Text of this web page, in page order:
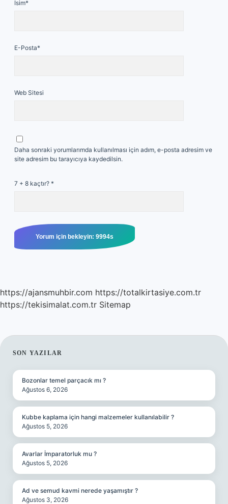
İsim*
E-Posta*
Web Sitesi
Daha sonraki yorumlarımda kullanılması için adım, e-posta adresim ve
site adresim bu tarayıcıya kaydedilsin.
7 + 8 kaçtır? *
https://ajansmuhbir.com https://totalkirtasiye.com.tr
https://tekisimalat.com.tr Sitemap
SIDEBAR
SON YAZILAR
Bozonlar temel parçacık mı ?
Ağustos 6, 2026
Kubbe kaplama için hangi malzemeler kullanılabilir ?
Ağustos 5, 2026
Avarlar İmparatorluk mu ?
Ağustos 5, 2026
Ad ve semud kavmi nerede yaşamıştır ?
Ağustos 3, 2026